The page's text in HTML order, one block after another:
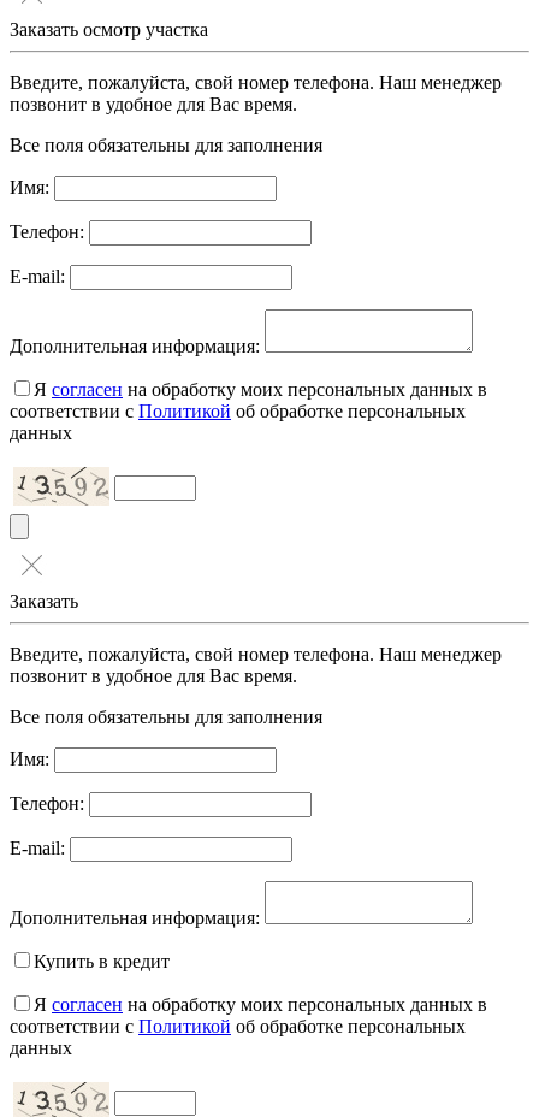
Заказать осмотр участка
Введите, пожалуйста, свой номер телефона. Наш менеджер
позвонит в удобное для Вас время.
Все поля обязательны для заполнения
Имя:
Телефон:
E-mail:
Дополнительная информация:
Я согласен на обработку моих персональных данных в
соответствии с Политикой об обработке персональных
данных
Заказать
Введите, пожалуйста, свой номер телефона. Наш менеджер
позвонит в удобное для Вас время.
Все поля обязательны для заполнения
Имя:
Телефон:
E-mail:
Дополнительная информация:
Купить в кредит
Я согласен на обработку моих персональных данных в
соответствии с Политикой об обработке персональных
данных